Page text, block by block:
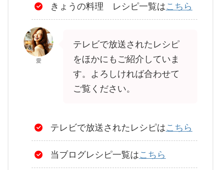
きょうの料理 レシピ一覧はこちら
愛
テレビで放送されたレシピ
をほかにもご紹介していま
す。よろしければ合わせて
ご覧ください。
テレビで放送されたレシピはこちら
当ブログレシピ一覧はこちら